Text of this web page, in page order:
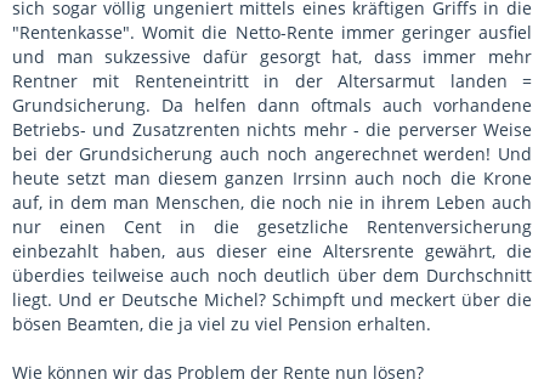
sich sogar völlig ungeniert mittels eines kräftigen Griffs in die
"Rentenkasse". Womit die Netto-Rente immer geringer ausfiel
und man sukzessive dafür gesorgt hat, dass immer mehr
Rentner mit Renteneintritt in der Altersarmut landen =
Grundsicherung. Da helfen dann oftmals auch vorhandene
Betriebs- und Zusatzrenten nichts mehr - die perverser Weise
bei der Grundsicherung auch noch angerechnet werden! Und
heute setzt man diesem ganzen Irrsinn auch noch die Krone
auf, in dem man Menschen, die noch nie in ihrem Leben auch
nur einen Cent in die gesetzliche Rentenversicherung
einbezahlt haben, aus dieser eine Altersrente gewährt, die
überdies teilweise auch noch deutlich über dem Durchschnitt
liegt. Und er Deutsche Michel? Schimpft und meckert über die
bösen Beamten, die ja viel zu viel Pension erhalten.
Wie können wir das Problem der Rente nun lösen?